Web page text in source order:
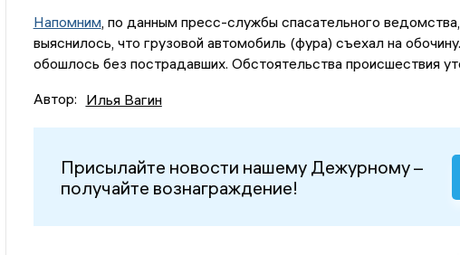
Напомним, по данным пресс-службы спасательного
выяснилось, что грузовой автомобиль (фура) съехал на
обошлось без пострадавших. Обстоятельства происшествия
Автор: Илья Вагин
Присылайте новости нашему Дежурному –
получайте вознаграждение!